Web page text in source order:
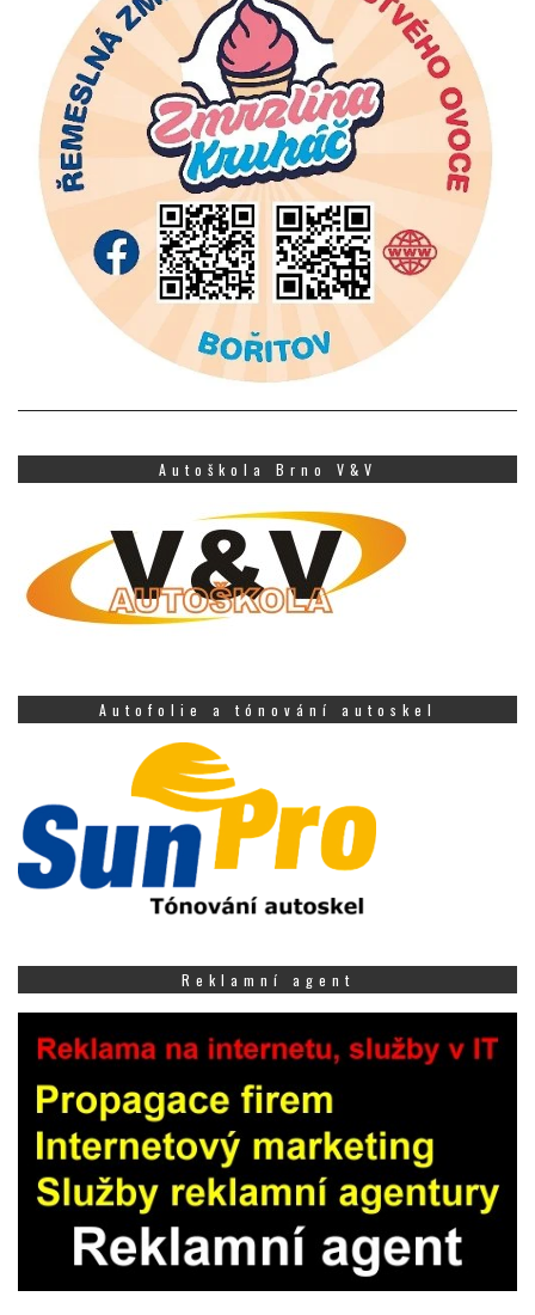
Autoškola Brno V&V
Autofolie a tónování autoskel
Reklamní agent